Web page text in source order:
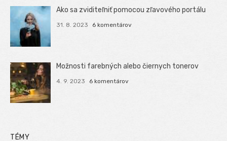
Ako sa zviditeľniť pomocou zľavového portálu
31. 8. 2023 6 komentárov
Možnosti farebných alebo čiernych tonerov
4. 9. 2023 6 komentárov
TÉMY